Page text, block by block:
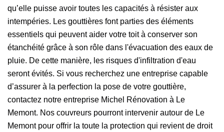
qu’elle puisse avoir toutes les capacités à résister aux
intempéries. Les gouttières font parties des éléments
essentiels qui peuvent aider votre toit à conserver son
étanchéité grâce à son rôle dans l'évacuation des eaux de
pluie. De cette manière, les risques d'infiltration d'eau
seront évités. Si vous recherchez une entreprise capable
d’assurer à la perfection la pose de votre gouttière,
contactez notre entreprise Michel Rénovation à Le
Memont. Nos couvreurs pourront intervenir autour de Le
Memont pour offrir la toute la protection qui revient de droit